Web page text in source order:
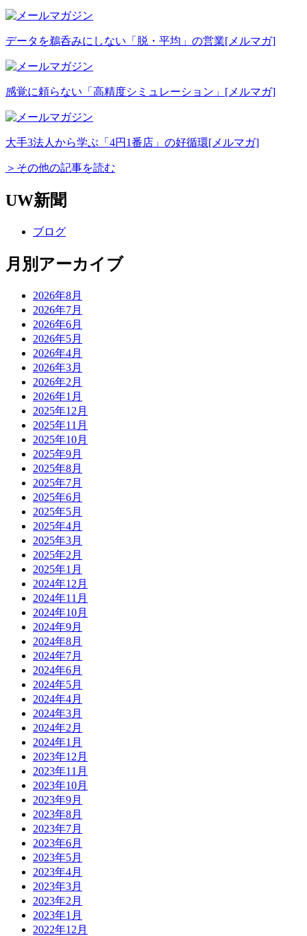
データを鵜呑みにしない「脱・平均」の営業[メルマガ]
感覚に頼らない「高精度シミュレーション」 [メルマガ]
大手3法人から学ぶ「4円1番店」の好循環[メルマガ]
＞その他の記事を読む
UW新聞
ブログ
月別アーカイブ
2026年8月
2026年7月
2026年6月
2026年5月
2026年4月
2026年3月
2026年2月
2026年1月
2025年12月
2025年11月
2025年10月
2025年9月
2025年8月
2025年7月
2025年6月
2025年5月
2025年4月
2025年3月
2025年2月
2025年1月
2024年12月
2024年11月
2024年10月
2024年9月
2024年8月
2024年7月
2024年6月
2024年5月
2024年4月
2024年3月
2024年2月
2024年1月
2023年12月
2023年11月
2023年10月
2023年9月
2023年8月
2023年7月
2023年6月
2023年5月
2023年4月
2023年3月
2023年2月
2023年1月
2022年12月